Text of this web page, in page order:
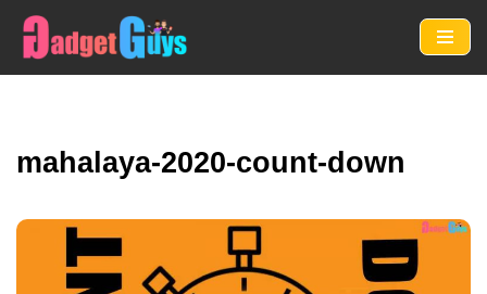
Skip
mahalaya-2020-count-down